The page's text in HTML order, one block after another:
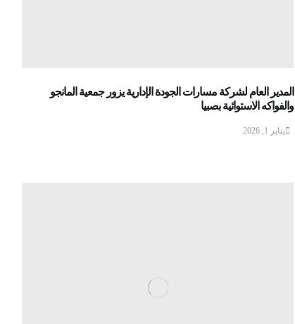
المدير العام لشركة مسارات الجودة الإدارية يزور جمعية المانجو
والفواكه الاستوائية بصبيا
يناير 1, 2026